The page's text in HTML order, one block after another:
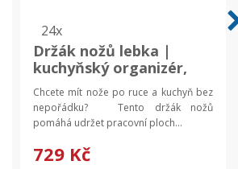
24x
Držák nožů lebka |
kuchyňský organizér,
kuchyňský stojan
Chcete mít nože po ruce a kuchyň bez
nepořádku? Tento držák nožů
pomáhá udržet pracovní ploch...
729 Kč